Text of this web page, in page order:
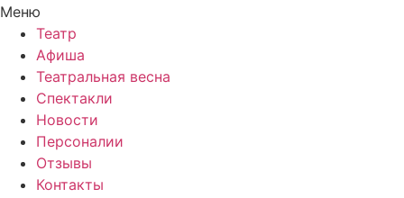
Меню
Театр
Афиша
Театральная весна
Спектакли
Новости
Персоналии
Отзывы
Контакты